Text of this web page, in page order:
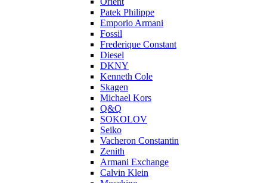
Patek Philippe
Emporio Armani
Fossil
Frederique Constant
Diesel
DKNY
Kenneth Cole
Skagen
Michael Kors
Q&Q
SOKOLOV
Seiko
Vacheron Constantin
Zenith
Armani Exchange
Calvin Klein